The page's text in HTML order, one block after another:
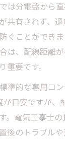
で対応できる作
不要なエアコ
な電気工事範
でDIYでも対
登録が不要な
えるエアコン
や高額化しやす
は分電盤から
共有されず、
ぐことができ
は、配線距離
重要です。
準的な専用コ
目安ですが、
。電気工事士
後のトラブル